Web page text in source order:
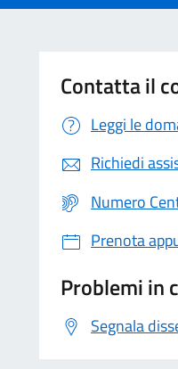
Contatta il
Leggi le
Richiedi
Numero
Prenota
Problemi in
Segnala